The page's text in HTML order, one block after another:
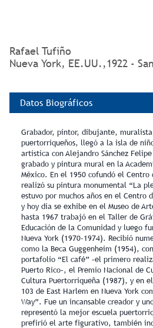
Rafael Tufiño
Nueva York, EE.UU.,1922 -
Datos Biográficos
Grabador, pintor, dibujante,
puertorriqueños, llegó a la isla de
artística con Alejandro Sánchez
grabado y pintura mural en la
México. En el 1950 cofundó el
realizó su pintura monumental “La
estuvo por muchos años en el Centro
y hoy día se exhibe en el Museo de
hasta 1967 trabajó en el Taller de
Educación de la Comunidad y luego
Nueva York (1970‑1974). Recibió
como la Beca Guggenheim (1954),
portafolio “El café” –el primero
Puerto Rico–, el Premio Nacional de
Cultura Puertorriqueña (1987), y en
103 de East Harlem en Nueva York
Way”. Fue un incansable creador y
representó la mejor escuela
prefirió el arte figurativo, también